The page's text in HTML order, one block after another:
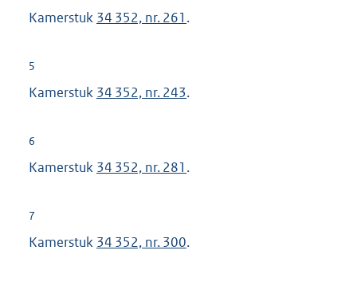
Kamerstuk 34 352, nr. 261 .
5
Kamerstuk 34 352, nr. 243.
6
Kamerstuk 34 352, nr. 281 .
7
Kamerstuk 34 352, nr. 300.